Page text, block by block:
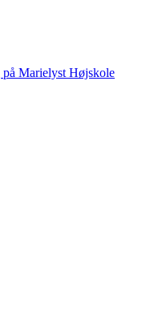
Marielyst Højskole